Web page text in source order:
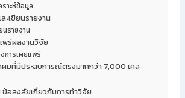
ราะห์ข้อมูล
ะเขียนรายงาน
นรายงาน
พร่ผลงานวิจัย
การเผยแพร่
มที่มีประสบการณ์ตรงมากกว่า 7,000 เคส
อสงสัยเกี่ยวกับการทำวิจัย